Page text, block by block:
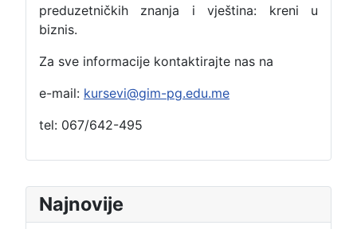
Najnovije
preduzetničkih znanja i vještina: kreni u
biznis.
Za sve informacije kontaktirajte nas na
e-mail: kursevi@gim-pg.edu.me
tel: 067/642-495